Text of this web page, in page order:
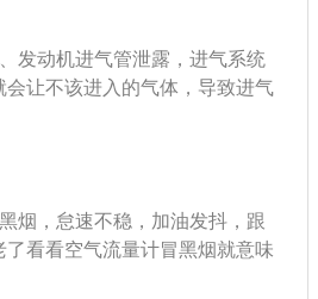
得到相应的燃油量，导致混合
、怠速控制阀故障电喷发动机
会根据发动机的转速、温度、
制，从而来维持发动机怠速的
发动机怠速时动力忽高忽低，
发动机进气管泄露，进气系统
让不该进入的气体，导致进气
发动机出现间歇性抖动或怠速
导致汽车怠速时不能得到相应
变弱，怠速抖动；3、怠速控
控制阀来控制的，ECU会根据
速控制阀的开启进行控制，从
使得进气量分配不均，发动机
烟，怠速不稳，加油发抖，跟
看看空气流量计冒黑烟就意味
火工作不好等。导致的原因就